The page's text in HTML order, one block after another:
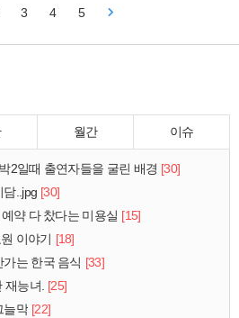
3 4 5
월간 이슈
2일때 출연자들을 굴린 배경 [30]
담..jpg [30]
약 다 찼다는 미용실 [15]
이야기 [18]
는 한국 음식 [33]
재능녀. [25]
늘막 [22]